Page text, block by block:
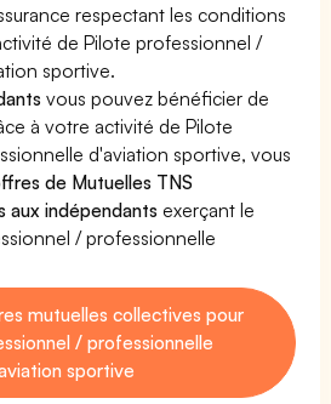
respectant les conditions
de Pilote professionnel /
sportive.
vous pouvez bénéficier de
à votre activité de Pilote
d'aviation sportive, vous
de Mutuelles TNS
aux indépendants exerçant le
/ professionnelle
mutuelles collectives pour
/ professionnelle
sportive